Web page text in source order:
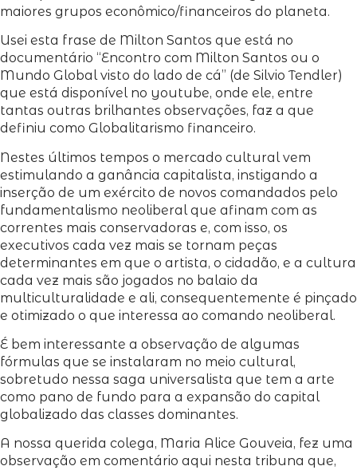
maiores grupos econômico/financeiros do planeta.
Usei esta frase de Milton Santos que está no
documentário “Encontro com Milton Santos ou o
Mundo Global visto do lado de cá” (de Silvio Tendler)
que está disponível no youtube, onde ele, entre
tantas outras brilhantes observações, faz a que
definiu como Globalitarismo financeiro.
Nestes últimos tempos o mercado cultural vem
estimulando a ganância capitalista, instigando a
inserção de um exército de novos comandados pelo
fundamentalismo neoliberal que afinam com as
correntes mais conservadoras e, com isso, os
executivos cada vez mais se tornam peças
determinantes em que o artista, o cidadão, e a cultura
cada vez mais são jogados no balaio da
multiculturalidade e ali, consequentemente é pinçado
e otimizado o que interessa ao comando neoliberal.
É bem interessante a observação de algumas
fórmulas que se instalaram no meio cultural,
sobretudo nessa saga universalista que tem a arte
como pano de fundo para a expansão do capital
globalizado das classes dominantes.
A nossa querida colega, Maria Alice Gouveia, fez uma
observação em comentário aqui nesta tribuna que,